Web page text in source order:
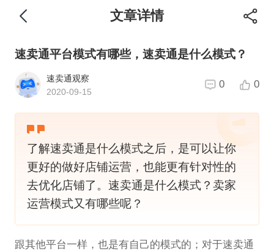
文章详情
速卖通平台模式有哪些，速卖通是什么模式？
速卖通观察
2020-09-15
0 0
了解速卖通是什么模式之后，是可以让你
更好的做好店铺运营，也能更有针对性的
去优化店铺了。速卖通是什么模式？卖家
运营模式又有哪些呢？
跟其他平台一样，也是有自己的模式的；对于速卖通